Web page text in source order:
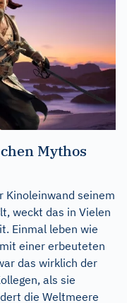
Mythos
Kinoleinwand seinem
weckt das in Vielen
Einmal leben wie
einer erbeuteten
das wirklich der
als sie
die Weltmeere